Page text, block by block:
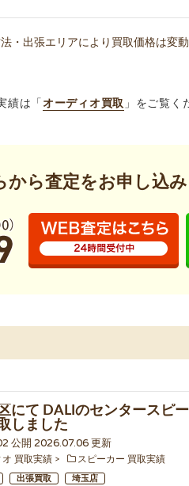
・出張エリアにより買取価格は変動
績は「 オーディオ買取 」をご覧く
から査定をお申し込
にて DALIのセンタースピ
しました
公開 2026.07.06 更新
オ 買取実績 スピーカー 買取実績
出張買取 埼玉店